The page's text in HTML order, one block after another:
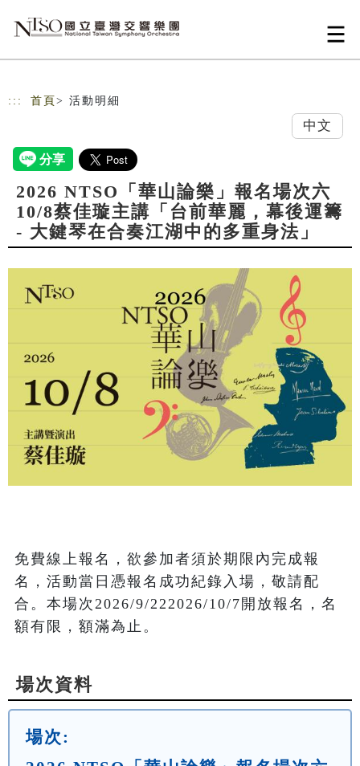
::: 首頁 > 活動明細
中文
2026 NTSO「華山論樂」報名場次六
10/8蔡佳璇主講「台前華麗，幕後運籌
- 大鍵琴在合奏江湖中的多重身法」
免費線上報名，欲參加者須於期限內完成報
名，活動當日憑報名成功紀錄入場，敬請配
合。本場次2026/9/222026/10/7開放報名，名
額有限，額滿為止。
場次資料
場次: